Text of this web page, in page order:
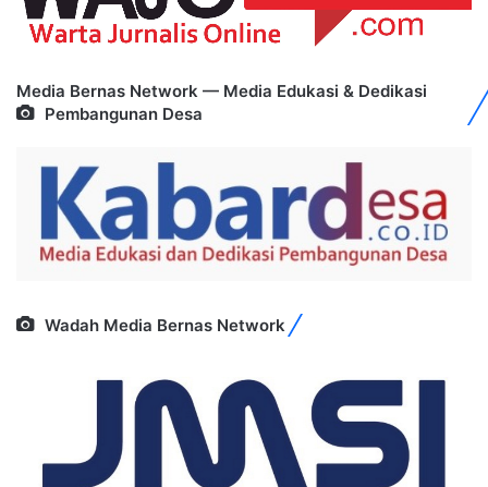
Media Bernas Network — Media Edukasi & Dedikasi
Pembangunan Desa
Wadah Media Bernas Network